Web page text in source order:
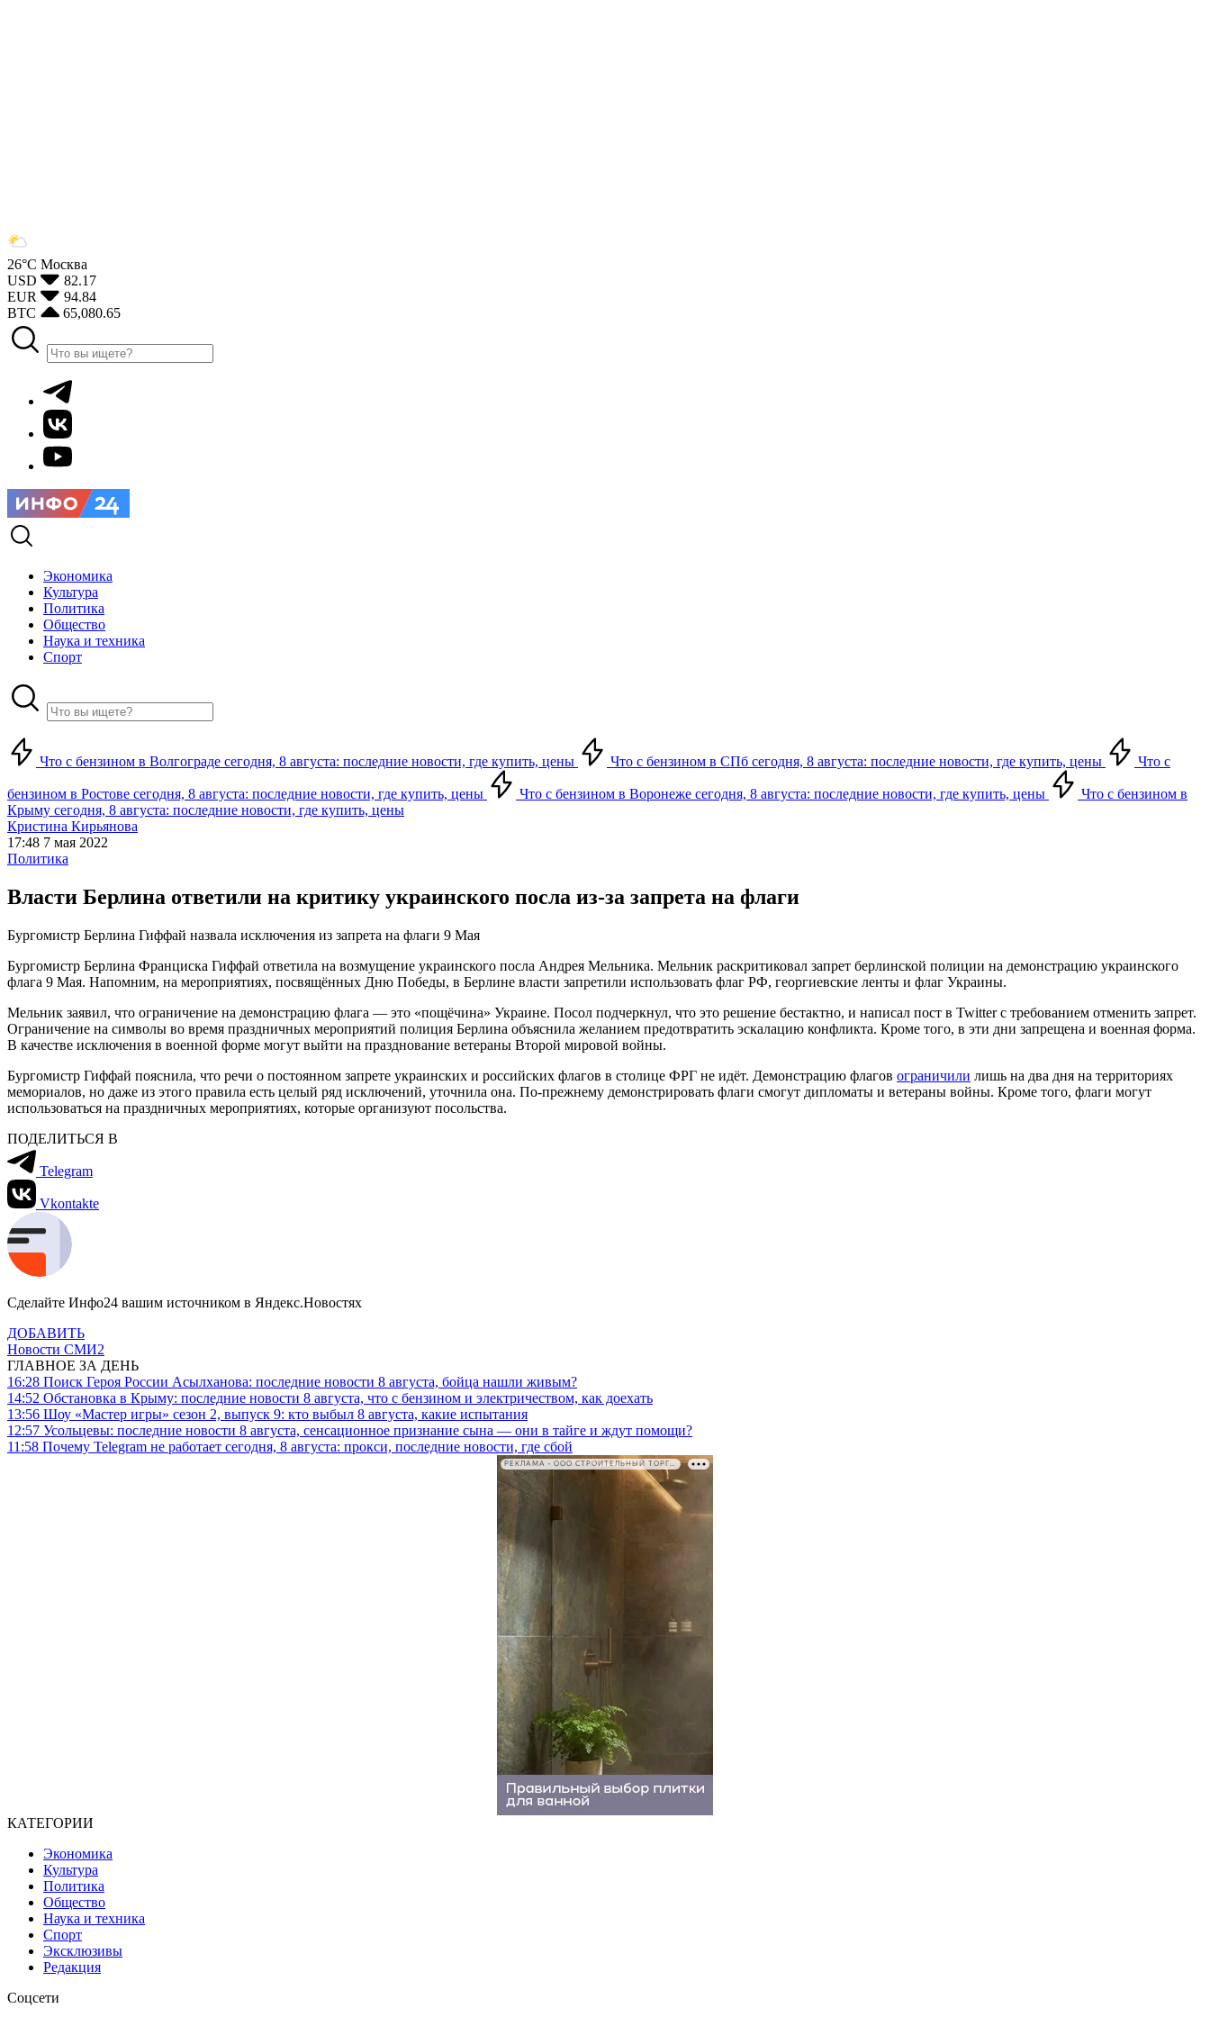
26°С Москва
USD
82.17
EUR
94.84
BTC
65,080.65
Экономика
Культура
Политика
Общество
Наука и техника
Спорт
Что с бензином в Волгограде сегодня, 8 августа: последние новости, где купить, цены Что с бензином в СПб сегодня, 8 августа: последние новости, где купить, цены Что с
бензином в Ростове сегодня, 8 августа: последние новости, где купить, цены Что с бензином в Воронеже сегодня, 8 августа: последние новости, где купить, цены
Что с бензином в
Крыму сегодня, 8 августа: последние новости, где купить, цены
Кристина Кирьянова
17:48 7 мая 2022
Политика
Власти Берлина ответили на критику украинского посла из-за запрета на флаги
Бургомистр Берлина Гиффай назвала исключения из запрета на флаги 9 Мая
Бургомистр Берлина Франциска Гиффай ответила на возмущение украинского посла Андрея Мельника. Мельник раскритиковал запрет берлинской полиции на демонстрацию украинского
флага 9 Мая. Напомним, на мероприятиях, посвящённых Дню Победы, в Берлине власти запретили использовать флаг РФ, георгиевские ленты и флаг Украины.
Мельник заявил, что ограничение на демонстрацию флага — это «пощёчина» Украине. Посол подчеркнул, что это решение бестактно, и написал пост в Twitter c требованием отменить запрет.
Ограничение на символы во время праздничных мероприятий полиция Берлина объяснила желанием предотвратить эскалацию конфликта. Кроме того, в эти дни запрещена и военная форма.
В качестве исключения в военной форме могут выйти на празднование ветераны Второй мировой войны.
Бургомистр Гиффай пояснила, что речи о постоянном запрете украинских и российских флагов в столице ФРГ не идёт. Демонстрацию флагов ограничили лишь на два дня на территориях
мемориалов, но даже из этого правила есть целый ряд исключений, уточнила она. По-прежнему демонстрировать флаги смогут дипломаты и ветераны войны. Кроме того, флаги могут
использоваться на праздничных мероприятиях, которые организуют посольства.
ПОДЕЛИТЬСЯ В
Telegram
Vkontakte
Сделайте Инфо24 вашим источником в Яндекс.Новостях
ДОБАВИТЬ
Новости СМИ2
ГЛАВНОЕ ЗА ДЕНЬ
16:28 Поиск Героя России Асылханова: последние новости 8 августа, бойца нашли живым?
14:52 Обстановка в Крыму: последние новости 8 августа, что с бензином и электричеством, как доехать
13:56 Шоу «Мастер игры» сезон 2, выпуск 9: кто выбыл 8 августа, какие испытания
12:57 Усольцевы: последние новости 8 августа, сенсационное признание сына — они в тайге и ждут помощи?
11:58 Почему Telegram не работает сегодня, 8 августа: прокси, последние новости, где сбой
РЕКЛАМА • ООО СТРОИТЕЛЬНЫЙ ТОРГОВЫЙ ДОМ «ПЕТРОВИЧ». ИНН: 7802348846
КАТЕГОРИИ
Экономика
Культура
Политика
Общество
Наука и техника
Спорт
Эксклюзивы
Редакция
Соцсети